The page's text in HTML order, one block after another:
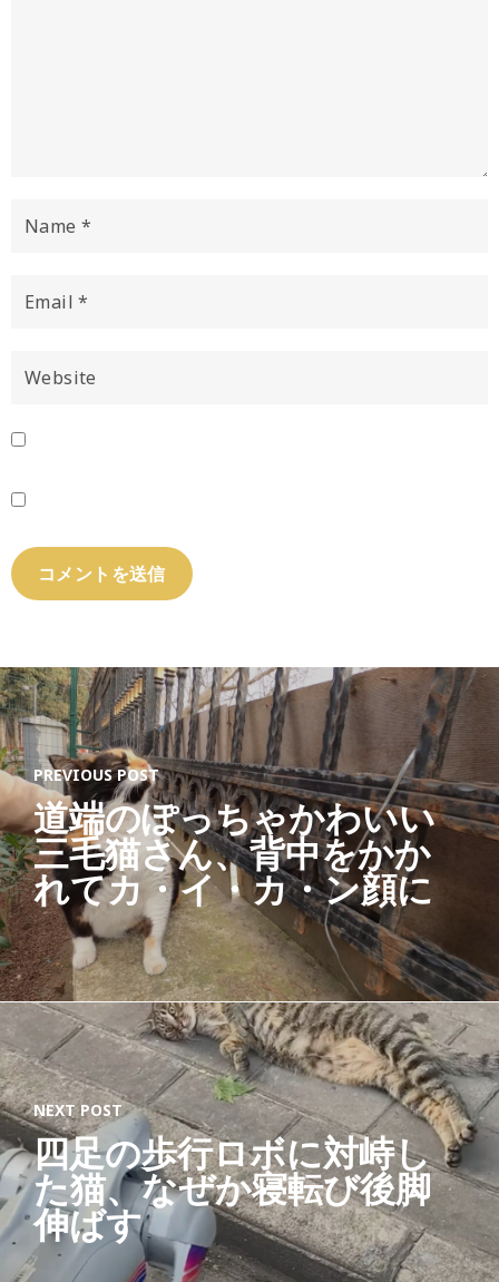
PREVIOUS POST
道端のぽっちゃかわいい
三毛猫さん、背中をかか
れてカ・イ・カ・ン顔に
NEXT POST
四足の歩行ロボに対峙し
た猫、なぜか寝転び後脚
伸ばす